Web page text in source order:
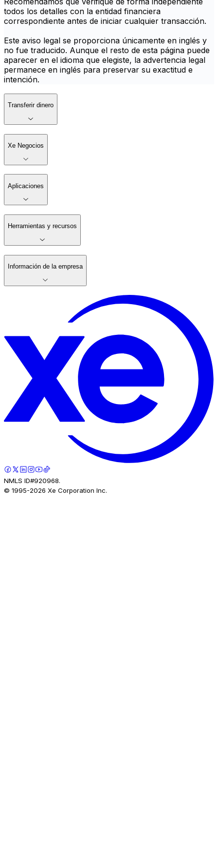
todos los detalles con la entidad financiera
correspondiente antes de iniciar cualquier transacción.
Este aviso legal se proporciona únicamente en inglés y
no fue traducido. Aunque el resto de esta página puede
aparecer en el idioma que elegiste, la advertencia legal
permanece en inglés para preservar su exactitud e
intención.
Transferir dinero
Xe Negocios
Aplicaciones
Herramientas y recursos
Información de la empresa
NMLS ID#920968.
© 1995-2026 Xe Corporation Inc.